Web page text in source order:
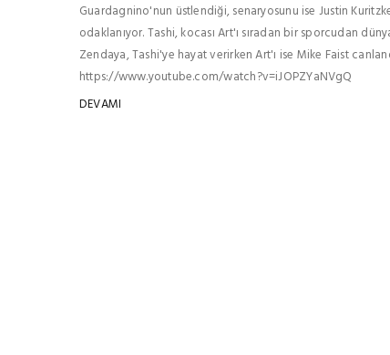
Guardagnino'nun üstlendiği, senaryosunu ise Justin
odaklanıyor. Tashi, kocası Art'ı sıradan bir sporcudan
Zendaya, Tashi'ye hayat verirken Art'ı ise Mike Faist
https://www.youtube.com/watch?v=iJOPZYaNVgQ
DEVAMI